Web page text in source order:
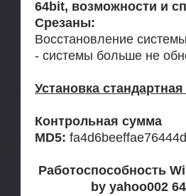
64bit, возможности и
Срезаны:
Восстановление
- системы больше не
Установка
Контрольная сумма
MD5:
Работоспособность
by yahoo002